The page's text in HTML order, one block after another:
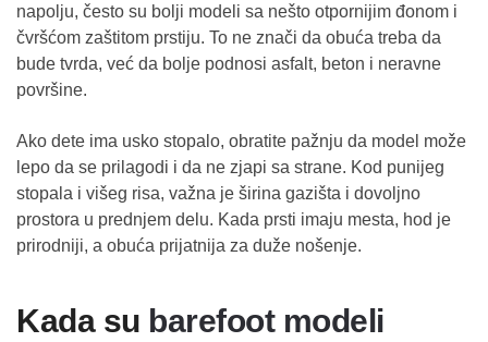
napolju, često su bolji modeli sa nešto otpornijim đonom i
čvršćom zaštitom prstiju. To ne znači da obuća treba da
bude tvrda, već da bolje podnosi asfalt, beton i neravne
površine.
Ako dete ima usko stopalo, obratite pažnju da model može
lepo da se prilagodi i da ne zjapi sa strane. Kod punijeg
stopala i višeg risa, važna je širina gazišta i dovoljno
prostora u prednjem delu. Kada prsti imaju mesta, hod je
prirodniji, a obuća prijatnija za duže nošenje.
Kada su barefoot modeli